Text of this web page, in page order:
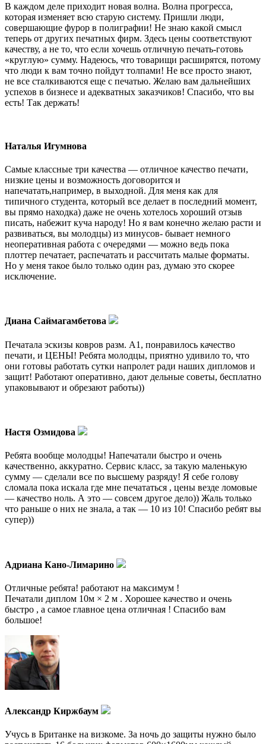
В каждом деле приходит новая волна. Волна прогресса,
которая изменяет всю старую систему. Пришли люди,
совершающие фурор в полиграфии! Не знаю какой смысл
теперь от других печатных фирм. Здесь цены соответствуют
качеству, а не то, что если хочешь отличную печать-готовь
«круглую» сумму. Надеюсь, что товарищи расширятся, потому
что люди к вам точно пойдут толпами! Не все просто знают,
не все сталкиваются еще с печатью. Желаю вам дальнейших
успехов в бизнесе и адекватных заказчиков! Спасибо, что вы
есть! Так держать!
Наталья Игумнова
Самые классные три качества — отличное качество печати,
низкие цены и возможность договорится и
напечатать,например, в выходной. Для меня как для
типичного студента, который все делает в последний момент,
вы прямо находка) даже не очень хотелось хороший отзыв
писать, набежит куча народу! Но я вам конечно желаю расти и
развиваться, вы молодцы) из минусов- бывает немного
неоперативная работа с очередями — можно ведь пока
плоттер печатает, распечатать и рассчитать малые форматы.
Но у меня такое было только один раз, думаю это скорее
исключение.
Диана Саймагамбетова
Печатала эскизы ковров разм. А1, понравилось качество
печати, и ЦЕНЫ! Ребята молодцы, приятно удивило то, что
они готовы работать сутки напролет ради наших дипломов и
защит! Работают оперативно, дают дельные советы, бесплатно
упаковывают и обрезают работы))
Настя Озмидова
Ребята вообще молодцы! Напечатали быстро и очень
качественно, аккуратно. Сервис класс, за такую маленькую
сумму — сделали все по высшему разряду! Я себе голову
сломала пока искала где мне печататься , цены везде ломовые
— качество ноль. А это — совсем другое дело)) Жаль только
что раньше о них не знала, а так — 10 из 10! Спасибо ребят вы
супер))
Адриана Кано-Лимарино
Отличные ребята! работают на максимум !
Печатали диплом 10м × 2 м . Хорошее качество и очень
быстро , а самое главное цена отличная ! Спасибо вам
большое!
Александр Киржбаум
Учусь в Британке на визкоме. За ночь до защиты нужно было